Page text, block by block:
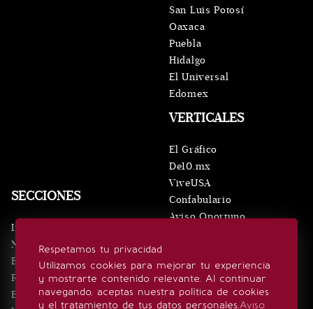
Respetamos tu privacidad
Utilizamos cookies para mejorar tu experiencia
y mostrarte contenido relevante. Al continuar
navegando, aceptas nuestra política de cookies
y el tratamiento de tus datos personales.Aviso
SECCIONES
Inicio
Noticias
Eventos
Realeza
Estilo de vida
VERTICALES
El Gráfico
De10.mx
ViveUSA
Confabulario
Aviso Oportuno
San Luis Potosí
Oaxaca
Puebla
Hidalgo
El Universal
Edomex
SÍGUENOS